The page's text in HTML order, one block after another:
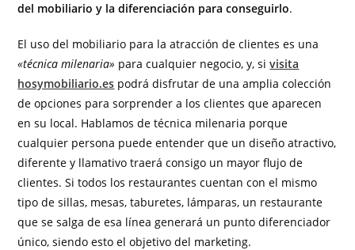
del mobiliario y la diferenciación para conseguirlo.
El uso del mobiliario para la atracción de clientes es una
«técnica milenaria» para cualquier negocio, y, sivisita
hosymobiliario.es podrá disfrutar de una amplia colección
de opciones para sorprender a los clientes que aparecen
en su local. Hablamos de técnica milenaria porque
cualquier persona puede entender que un diseño atractivo,
diferente y llamativo traerá consigo un mayor flujo de
clientes. Si todos los restaurantes cuentan con el mismo
tipo de sillas, mesas, taburetes, lámparas, un restaurante
que se salga de esa línea generará un punto diferenciador
único, siendo esto el objetivo del marketing.